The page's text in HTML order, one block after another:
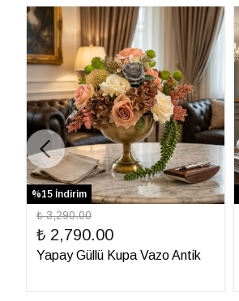
%15 İndirim
₺ 3,290.00
₺ 2,790.00
Yapay Güllü Kupa Vazo Antik